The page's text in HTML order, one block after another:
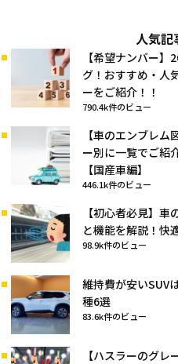
人気記
【希望ナンバー
グ！おすすめ・人
ーをご紹介！！
790.4k件のビュー
【車のエンブレ
ー別に一覧でご紹
【国産車編】
446.1k件のビュー
【初心者必見】
と機能を解説！快
98.9k件のビュー
維持費が安いSUV
種6選
83.6k件のビュー
【ハスラーのグ